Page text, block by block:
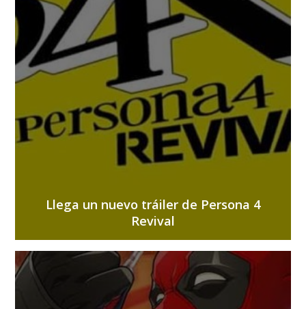
Llega un nuevo tráiler de Persona 4
Revival